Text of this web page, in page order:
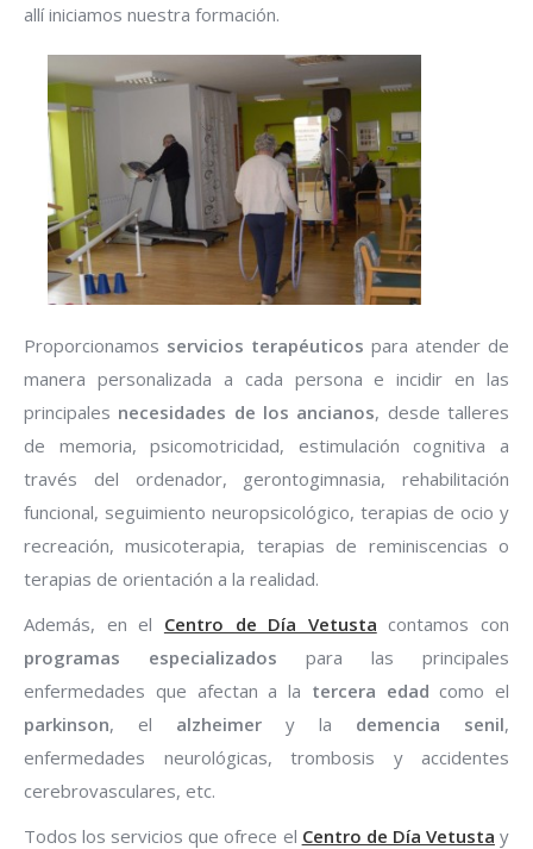
allí iniciamos nuestra formación.
Proporcionamos servicios terapéuticos para atender de
manera personalizada a cada persona e incidir en las
principales necesidades de los ancianos, desde talleres
de memoria, psicomotricidad, estimulación cognitiva a
través del ordenador, gerontogimnasia, rehabilitación
funcional, seguimiento neuropsicológico, terapias de ocio y
recreación, musicoterapia, terapias de reminiscencias o
terapias de orientación a la realidad.
Además, en el Centro de Día Vetusta contamos con
programas especializados para las principales
enfermedades que afectan a la tercera edad como el
parkinson, el alzheimer y la demencia senil,
enfermedades neurológicas, trombosis y accidentes
cerebrovasculares, etc.
Todos los servicios que ofrece el Centro de Día Vetusta y